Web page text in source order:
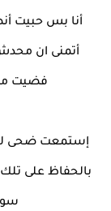
أنا بس حبيت
أتمنى ان محدش
فضيت
إستمعت ضحى
بالحفاظ على تلك